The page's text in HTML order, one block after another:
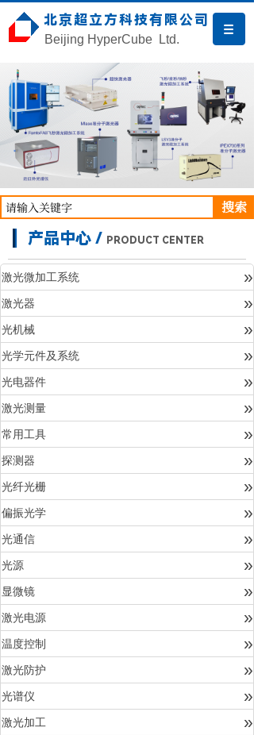
北京超立方科技有限公司
Beijing HyperCube Ltd.
搜索
产品中心 / PRODUCT CENTER
激光微加工系统 »
激光器 »
光机械 »
光学元件及系统 »
光电器件 »
激光测量 »
常用工具 »
探测器 »
光纤光栅 »
偏振光学 »
光通信 »
光源 »
显微镜 »
激光电源 »
温度控制 »
激光防护 »
光谱仪 »
激光加工 »